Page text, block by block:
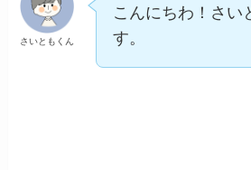
さいともくん
こんにちわ！さい
す。